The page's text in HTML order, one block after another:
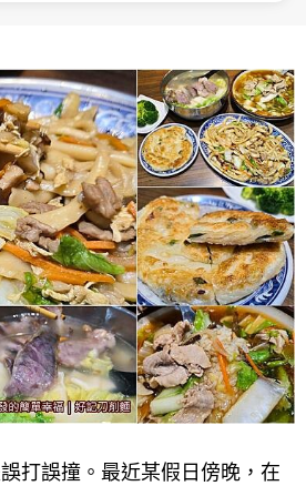
打誤撞。最近某假日傍晚，在